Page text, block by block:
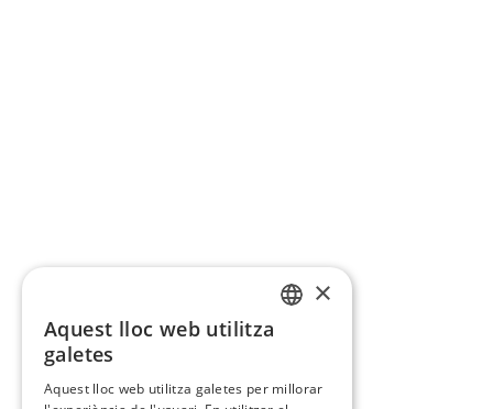
×
Aquest lloc web utilitza
galetes
Aquest lloc web utilitza galetes per millorar